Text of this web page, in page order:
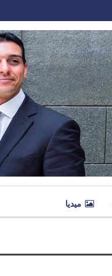
ميديا